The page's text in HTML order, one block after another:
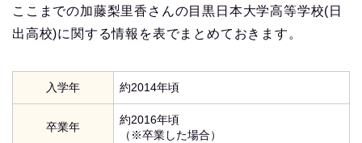
ここまでの加藤梨里香さんの目黒日本大学高等学校(日
出高校)に関する情報を表でまとめておきます。
入学年 約2014年頃
卒業年
約2016年頃
（※卒業した場合）